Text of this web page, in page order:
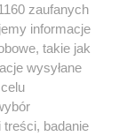
zaufanych
informacje
takie jak
wysyłane
badanie